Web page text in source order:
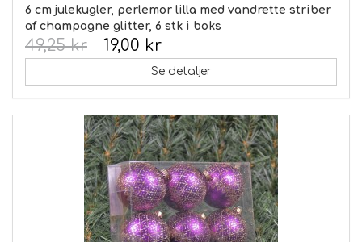
6 cm julekugler, perlemor lilla med vandrette striber
af champagne glitter, 6 stk i boks
19,00 kr
49,25 kr
Se detaljer